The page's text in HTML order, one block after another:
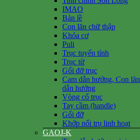
IMAO
Bản lề
Con lăn chữ thập
Khóa cơ
Puli
Trục tuyến tính
Trục từ
Gối đỡ trục
Cam dẫn hướng, Con lăn
dẫn hướng
Vòng cổ trục
Tay cầm (handle)
Gối đỡ
Khớp nối trụ linh hoạt
GAOJ-K